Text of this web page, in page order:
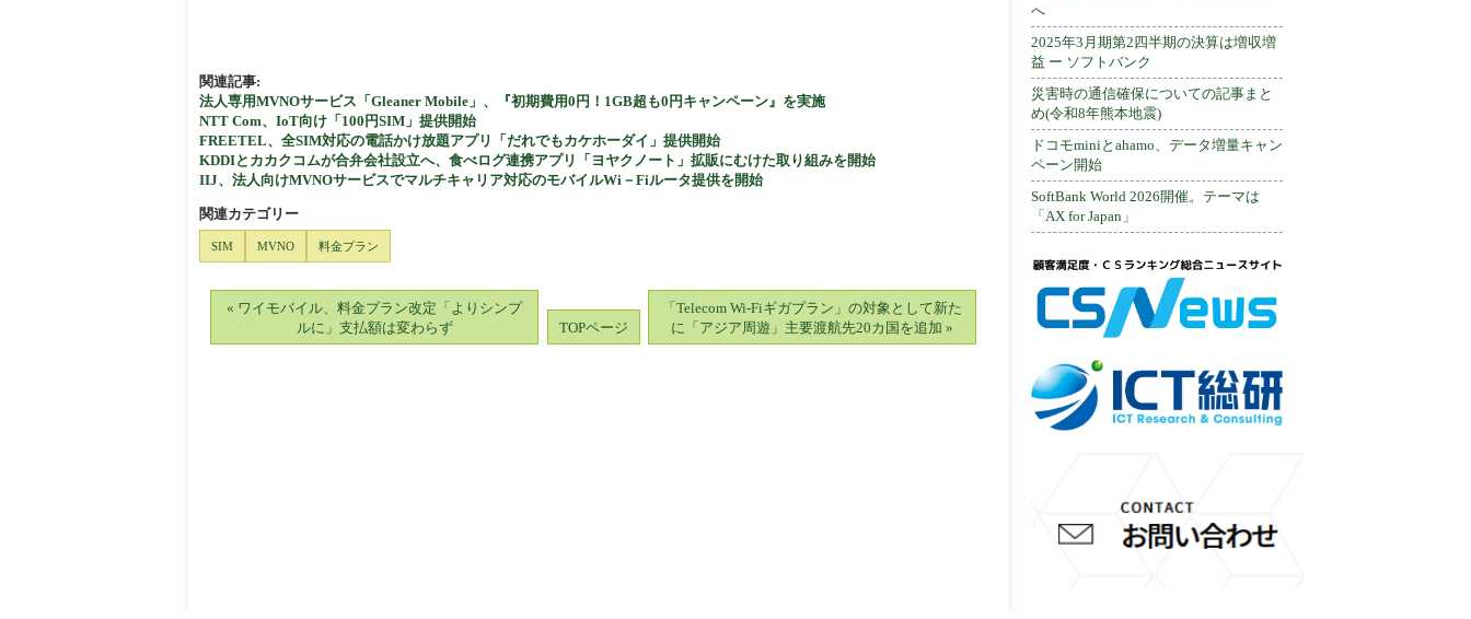
関連記事:
法人専用MVNOサービス「Gleaner Mobile」、『初期費用0円！1GB超も0円キャンペーン』を実施
NTT Com、IoT向け「100円SIM」提供開始
FREETEL、全SIM対応の電話かけ放題アプリ「だれでもカケホーダイ」提供開始
KDDIとカカクコムが合弁会社設立へ、食べログ連携アプリ「ヨヤクノート」拡販にむけた取り組みを開始
IIJ、法人向けMVNOサービスでマルチキャリア対応のモバイルWi－Fiルータ提供を開始
関連カテゴリー
SIM MVNO 料金プラン
« ワイモバイル、料金プラン改定「よりシンプ
ルに」支払額は変わらず
TOPページ
「Telecom Wi-Fiギガプラン」の対象として新た
に「アジア周遊」主要渡航先20カ国を追加 »
へ
2025年3月期第2四半期の決算は増収増
益 ー ソフトバンク
災害時の通信確保についての記事まと
め(令和8年熊本地震)
ドコモminiとahamo、データ増量キャン
ペーン開始
SoftBank World 2026開催。テーマは
「AX for Japan」